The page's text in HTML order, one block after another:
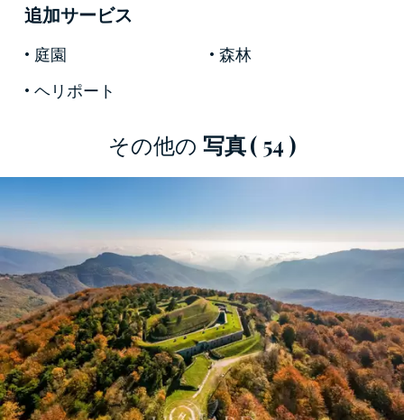
証されています。パノラマポジションの頂上か
この古代の防御的な建物は、今でも全体を囲む
深い堀によって保護されており、その堀は高い
環状の堤防によって守られています。それらが
一体となって、外部からの完全な視界を妨げ、
その存在は正門でしか認識できません。
建物には、おそらく元々は跳ね橋だったと思わ
れる木製の橋からアクセスできます。この橋
は、砦の名前が今も刻まれている大きなドアの
下を通っています。次に、石で舗装された内部
のカーテンウォールに到達します。隣接する中
庭には、かつて防御および攻撃用の大砲が配置
されていましたが、元の屋外大砲を今でも見る
ことができます。その下、当時弾薬庫だった小
追加サービス
庭園
森林
ヘリポート
その他の 写真( 54 )